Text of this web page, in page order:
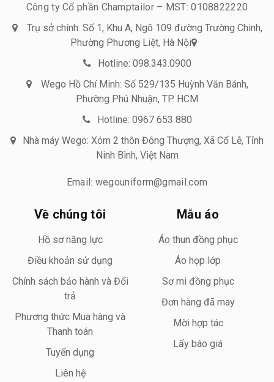
Công ty Cổ phần Champtailor – MST: 0108822220
Trụ sở chính: Số 1, Khu A, Ngõ 109 đường Trường Chinh,
Phường Phương Liệt, Hà Nội
Hotline: 098.343.0900
Wego Hồ Chí Minh: Số 529/135 Huỳnh Văn Bánh,
Phường Phú Nhuận, TP. HCM
Hotline: 0967 653 880
Nhà máy Wego: Xóm 2 thôn Đông Thượng, Xã Cổ Lễ, Tỉnh
Ninh Bình, Việt Nam
Email: wegouniform@gmail.com
Về chúng tôi
Hồ sơ năng lực
Điều khoản sử dụng
Chính sách bảo hành và Đổi
trả
Phương thức Mua hàng và
Thanh toán
Tuyển dụng
Liên hệ
Mẫu áo
Áo thun đồng phục
Áo họp lớp
Sơ mi đồng phục
Đơn hàng đã may
Mời hợp tác
Lấy báo giá